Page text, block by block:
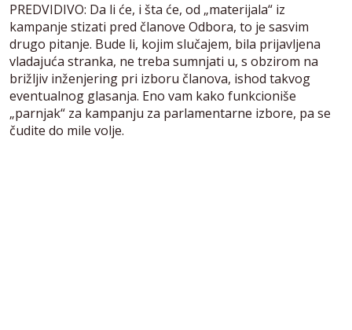
PREDVIDIVO: Da li će, i šta će, od „materijala“ iz
kampanje stizati pred članove Odbora, to je sasvim
drugo pitanje. Bude li, kojim slučajem, bila prijavljena
vladajuća stranka, ne treba sumnjati u, s obzirom na
brižljiv inženjering pri izboru članova, ishod takvog
eventualnog glasanja. Eno vam kako funkcioniše
„parnjak“ za kampanju za parlamentarne izbore, pa se
čudite do mile volje.